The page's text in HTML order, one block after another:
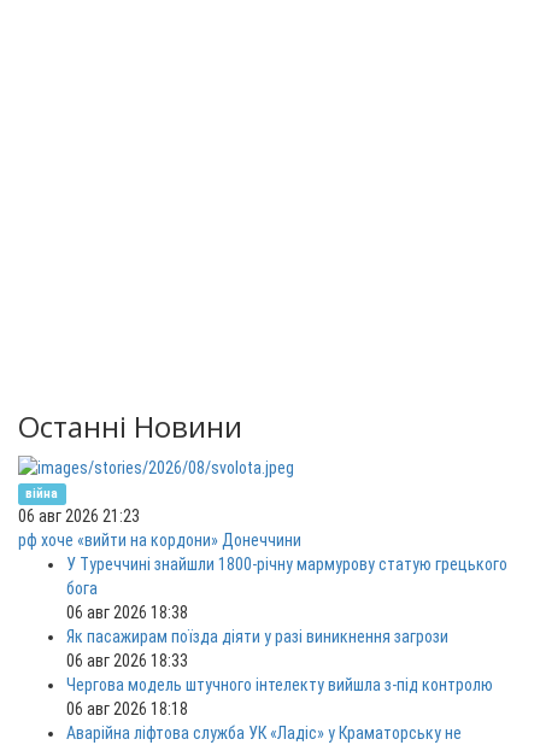
Останні Новини
війна
06 авг 2026 21:23
рф хоче «вийти на кордони» Донеччини
У Туреччині знайшли 1800-річну мармурову статую грецького
бога
06 авг 2026 18:38
Як пасажирам поїзда діяти у разі виникнення загрози
06 авг 2026 18:33
Чергова модель штучного інтелекту вийшла з-під контролю
06 авг 2026 18:18
Аварійна ліфтова служба УК «Ладіс» у Краматорську не